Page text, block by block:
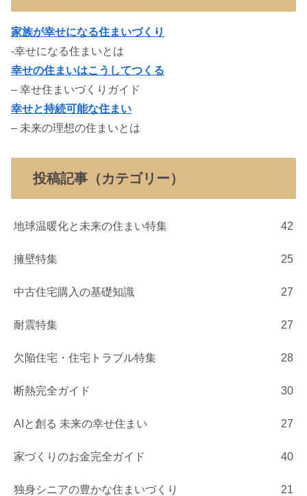
家族が幸せになる住まいづくり
-幸せになる住まいとは
幸せの住まいはこうしてつくる
– 幸せ住まいづくりガイド
幸せと持続可能な住まい
– 未来の理想の住まいとは
投稿記事（カテゴリー）
地球温暖化と未来の住まい特集 42
擁壁特集 25
中古住宅購入の基礎知識 27
耐震特集 27
欠陥住宅・住宅トラブル特集 28
断熱完全ガイド 30
AIと創る 未来の幸せ住まい 27
家づくりのお金完全ガイド 40
独身シニアの豊かな住まいづくり 21